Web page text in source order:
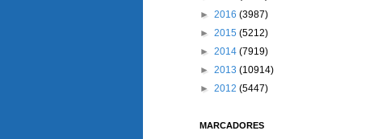
► 2016 (3987)
► 2015 (5212)
► 2014 (7919)
► 2013 (10914)
► 2012 (5447)
MARCADORES